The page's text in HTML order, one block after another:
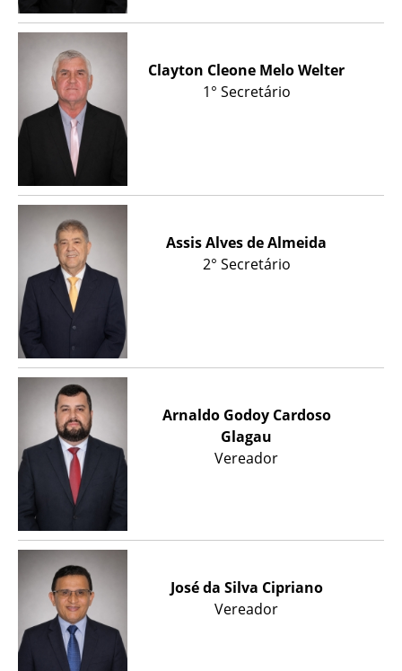
Clayton Cleone Melo Welter
1° Secretário
Assis Alves de Almeida
2° Secretário
Arnaldo Godoy Cardoso
Glagau
Vereador
José da Silva Cipriano
Vereador